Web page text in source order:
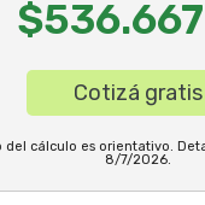
$536.667
Cotizá gratis
del cálculo es orientativo.
8/7/2026.